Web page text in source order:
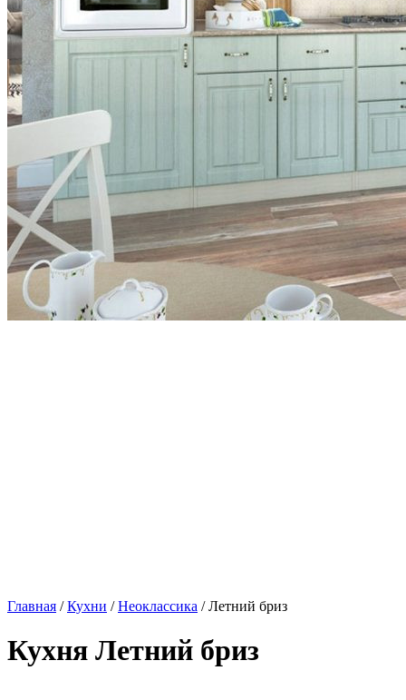
Главная /Кухни /Неоклассика / Летний бриз
Кухня Летний бриз